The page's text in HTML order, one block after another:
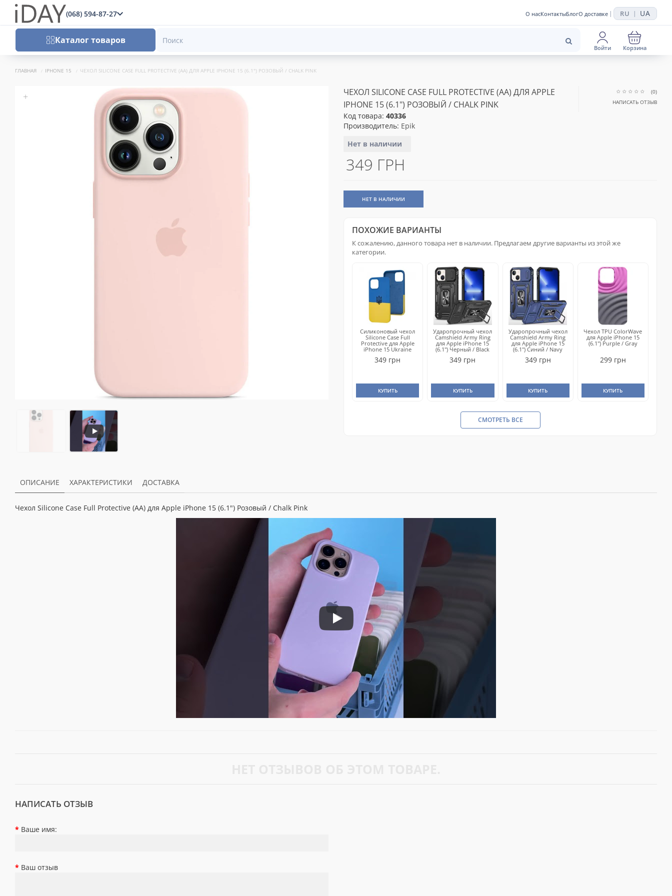
(068) 594-87-27 О насКонтактыБлогО доставке | RU | UA
Каталог товаров
Войти Корзина
ГЛАВНАЯ IPHONE 15 ЧЕХОЛ SILICONE CASE FULL PROTECTIVE (AA) ДЛЯ APPLE IPHONE 15 (6.1") РОЗОВЫЙ / CHALK PINK
+
ЧЕХОЛ SILICONE CASE FULL PROTECTIVE (AA) ДЛЯ APPLE
IPHONE 15 (6.1") РОЗОВЫЙ / CHALK PINK
Код товара: 40336
Производитель: Epik
Нет в наличии
(0)
НАПИСАТЬ ОТЗЫВ
349 ГРН
НЕТ В НАЛИЧИИ
ПОХОЖИЕ ВАРИАНТЫ
К сожалению, данного товара нет в наличии. Предлагаем другие варианты из этой же
категории.
Силиконовый чехол
Silicone Case Full
Protective для Apple
iPhone 15 Ukraine
349 грн
КУПИТЬ
Ударопрочный чехол
Camshield Army Ring
для Apple iPhone 15
(6.1") Черный / Black
349 грн
КУПИТЬ
Ударопрочный чехол
Camshield Army Ring
для Apple iPhone 15
(6.1") Синий / Navy
349 грн
КУПИТЬ
Чехол TPU ColorWave
для Apple iPhone 15
(6.1") Purple / Gray
299 грн
КУПИТЬ
СМОТРЕТЬ ВСЕ
ОПИСАНИЕ ХАРАКТЕРИСТИКИ ДОСТАВКА
Чехол Silicone Case Full Protective (AA) для Apple iPhone 15 (6.1") Розовый / Chalk Pink
НАПИСАТЬ ОТЗЫВ
Ваше имя:
Ваш отзыв